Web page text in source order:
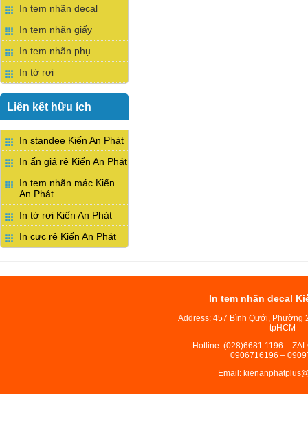
In tem nhãn decal
In tem nhãn giấy
In tem nhãn phụ
In tờ rơi
Liên kết hữu ích
In standee Kiến An Phát
In ấn giá rẻ Kiến An Phát
In tem nhãn mác Kiến
An Phát
In tờ rơi Kiến An Phát
In cực rẻ Kiến An Phát
In tem nhãn decal
Address: 457 Bình Qưới, Phường
tpHCM
Hotline: (028)6681.1196 –
0906716196 –
Email: